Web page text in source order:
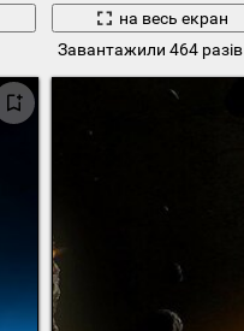
на весь екран
Завантажили 464 разів